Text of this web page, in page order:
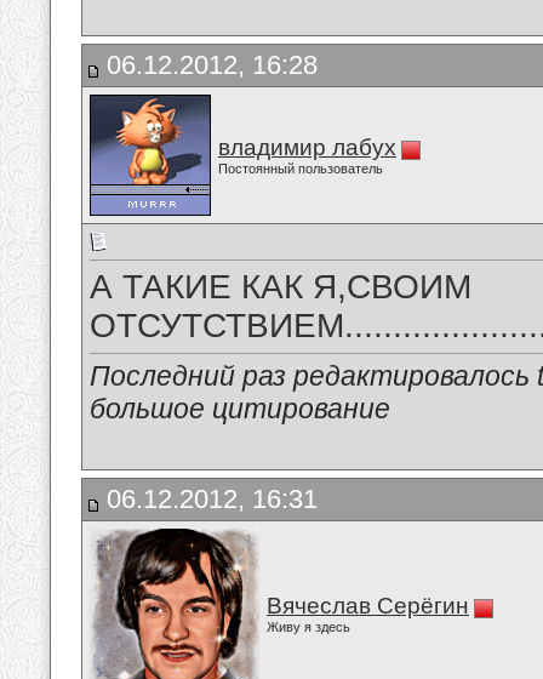
06.12.2012, 16:28
владимир лабух
Постоянный пользователь
А ТАКИЕ КАК Я,СВОИМ
Последний раз
большое цитирование
06.12.2012, 16:31
Вячеслав Серёгин
Живу я здесь